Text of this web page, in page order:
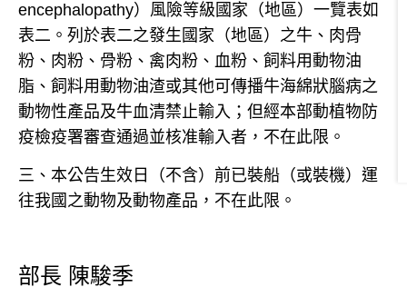
encephalopathy）風險等級國家（地區）一覽表如
表二。列於表二之發生國家（地區）之牛、肉骨
粉、肉粉、骨粉、禽肉粉、血粉、飼料用動物油
脂、飼料用動物油渣或其他可傳播牛海綿狀腦病之
動物性產品及牛血清禁止輸入；但經本部動植物防
疫檢疫署審查通過並核准輸入者，不在此限。
三、本公告生效日（不含）前已裝船（或裝機）運
往我國之動物及動物產品，不在此限。
部長 陳駿季